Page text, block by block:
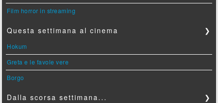
Film horror in streaming
Questa settimana al cinema ❯
Hokum
Greta e le favole vere
Borgo
Dalla scorsa settimana... ❯